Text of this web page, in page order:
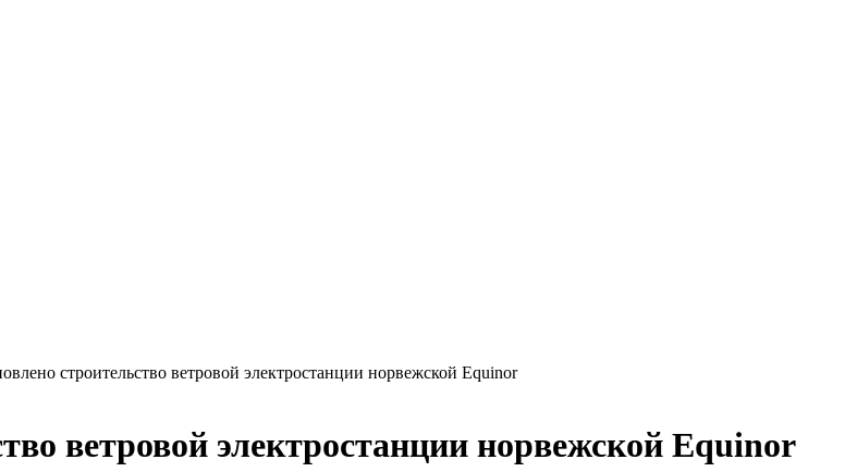
строительство ветровой электростанции норвежской Equinor
ветровой электростанции норвежской Equinor